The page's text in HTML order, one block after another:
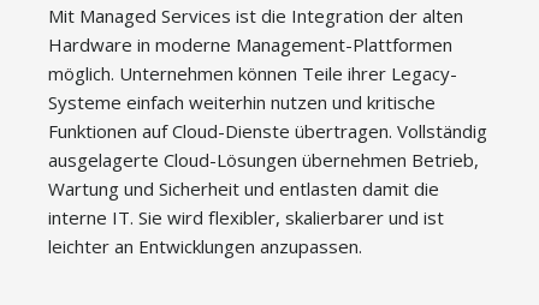
Mit Managed Services ist die Integration der alten
Hardware in moderne Management-Plattformen
möglich. Unternehmen können Teile ihrer Legacy-
Systeme einfach weiterhin nutzen und kritische
Funktionen auf Cloud-Dienste übertragen. Vollständig
ausgelagerte Cloud-Lösungen übernehmen Betrieb,
Wartung und Sicherheit und entlasten damit die
interne IT. Sie wird flexibler, skalierbarer und ist
leichter an Entwicklungen anzupassen.